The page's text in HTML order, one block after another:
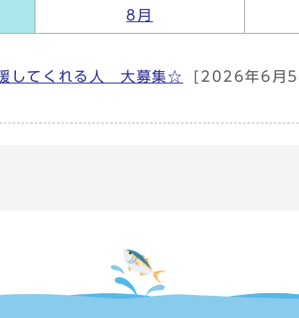
8月
してくれる人 大募集☆ [2026年6月5